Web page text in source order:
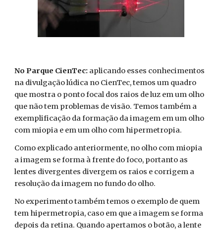
No Parque CienTec: aplicando esses conhecimentos
na divulgação lúdica no CienTec, temos um quadro
que mostra o ponto focal dos raios de luz em um olho
que não tem problemas de visão. Temos também a
exemplificação da formação da imagem em um olho
com miopia e em um olho com hipermetropia.
Como explicado anteriormente, no olho com miopia
a imagem se forma à frente do foco, portanto as
lentes divergentes divergem os raios e corrigem a
resolução da imagem no fundo do olho.
No experimento também temos o exemplo de quem
tem hipermetropia, caso em que a imagem se forma
depois da retina. Quando apertamos o botão, a lente